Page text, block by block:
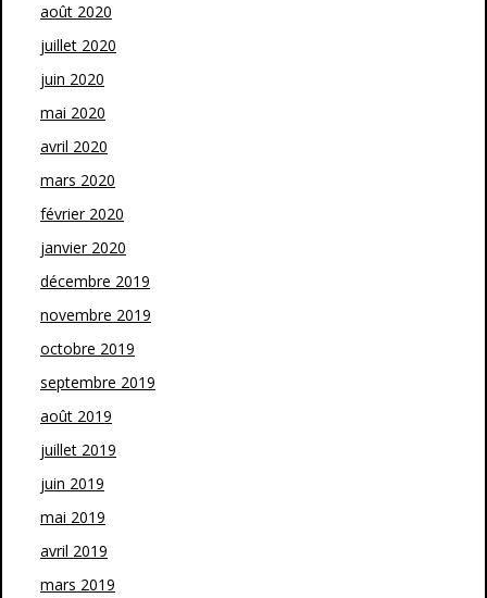
août 2020
juillet 2020
juin 2020
mai 2020
avril 2020
mars 2020
février 2020
janvier 2020
décembre 2019
novembre 2019
octobre 2019
septembre 2019
août 2019
juillet 2019
juin 2019
mai 2019
avril 2019
mars 2019